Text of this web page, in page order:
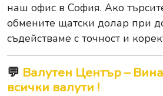
наш офис в София. Ако
обмените щатски долар при
съдействаме с точност и
💬 Валутен Център –
всички валути !